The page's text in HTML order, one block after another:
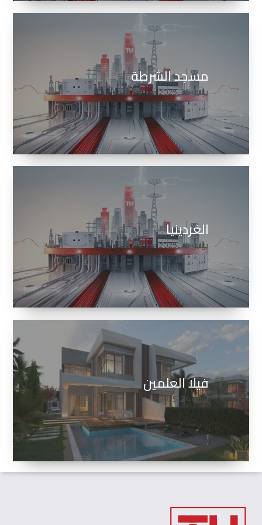
مسجد الشرطة
يونيو 25, 2025
الغردينيا
يونيو 25, 2025
فيلا العلمين
يونيو 24, 2025